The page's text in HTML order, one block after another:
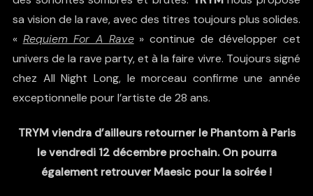
sa vision de la rave, avec des titres toujours plus solides.
« Requiem For A Rave» continue de développer cet
univers de la rave party, et à la faire vivre. Toujours signé
chez All Night Long, le morceau confirme une année
exceptionnelle pour l’artiste de 28 ans.
TRYM viendra d’ailleurs retourner le Phantom à Paris
le vendredi 12 décembre prochain. On pourra
également retrouverMaesic pour la soirée !